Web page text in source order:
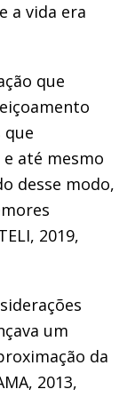
a vida era
que
até mesmo
desse modo,
2019,
um
da
2013,